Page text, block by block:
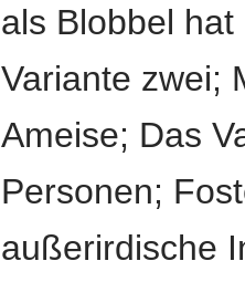
als Blobbel
Variante zwei;
Ameise; Das
Personen;
außerirdische